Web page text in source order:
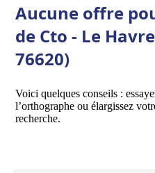
Aucune offre
de Cto - Le
76620)
Voici quelques conseils :
l’orthographe ou élargissez
recherche.